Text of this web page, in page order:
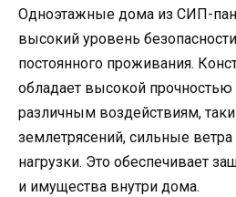
Одноэтажные дома из СИП-
высокий уровень
постоянного проживания.
обладает высокой прочностью
различным воздействиям,
землетрясений, сильные
нагрузки. Это обеспечивает
и имущества внутри дома.